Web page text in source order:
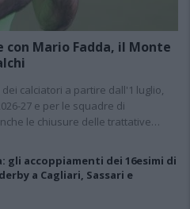
con Mario Fadda, il Monte
calciatori a partire dall'1 luglio,
27 e per le squadre di
le chiusure delle trattative…
gli accoppiamenti dei 16esimi di
a Cagliari, Sassari e